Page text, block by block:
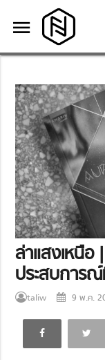
menu
menu
ล่าแสงเหนื
ประสบการ
taliw 9 พ.ค.